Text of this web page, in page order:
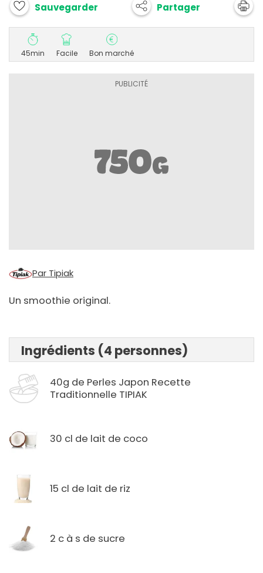
Sauvegarder Partager
45min Facile Bon marché
Par Tipiak
Un smoothie original.
Ingrédients (4 personnes)
40g de Perles Japon Recette
Traditionnelle TIPIAK
30 cl de lait de coco
15 cl de lait de riz
2 c à s de sucre